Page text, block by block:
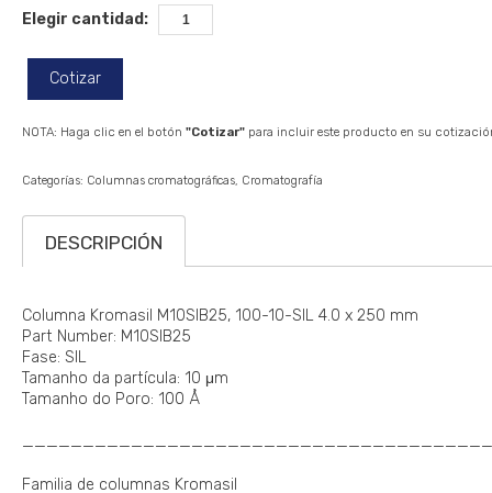
Elegir cantidad:
Cotizar
NOTA: Haga clic en el botón "Cotizar" para incluir este producto en su
Categorías: Columnas cromatográficas Cromatografía
DESCRIPCIÓN
Columna Kromasil M10SIB25, 100-10-SIL 4.0 x 250 mm
Part Number: M10SIB25
Fase: SIL
Tamanho da partícula: 10 μm
Tamanho do Poro: 100 Å
Familia de columnas Kromasil